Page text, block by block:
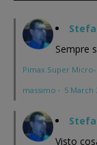
Sempre
Pimax Super
massimo · 5 March
Visto